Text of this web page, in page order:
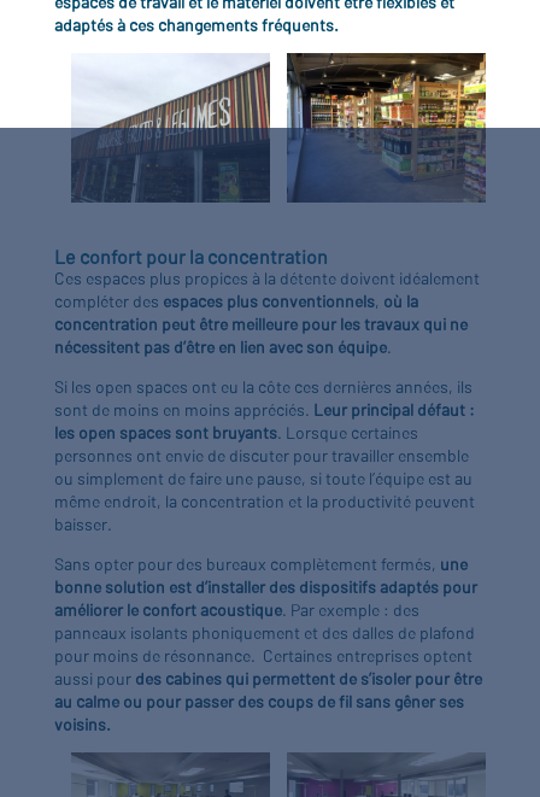
adaptés à ces changements fréquents.
Le confort pour la concentration
Ces espaces plus propices à la détente doivent idéalement
compléter des espaces plus conventionnels, où la
concentration peut être meilleure pour les travaux qui ne
nécessitent pas d’être en lien avec son équipe.
Si les open spaces ont eu la côte ces dernières années, ils
sont de moins en moins appréciés. Leur principal défaut :
les open spaces sont bruyants. Lorsque certaines
personnes ont envie de discuter pour travailler ensemble
ou simplement de faire une pause, si toute l’équipe est au
même endroit, la concentration et la productivité peuvent
baisser.
Sans opter pour des bureaux complètement fermés, une
bonne solution est d’installer des dispositifs adaptés pour
améliorer le confort acoustique. Par exemple : des
panneaux isolants phoniquement et des dalles de plafond
pour moins de résonnance. Certaines entreprises optent
aussi pour des cabines qui permettent de s’isoler pour être
au calme ou pour passer des coups de fil sans gêner ses
voisins.